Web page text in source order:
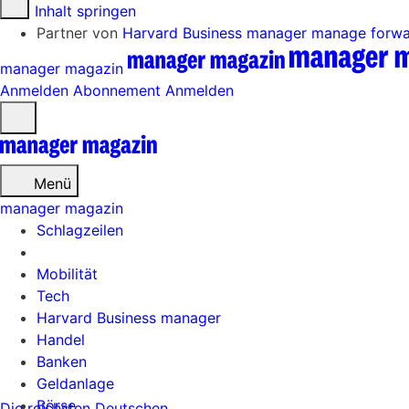
Zum Inhalt springen
Partner von Harvard Business manager manage
manager magazin
Anmelden Abonnement Anmelden
öffnen
Menü
Schlagzeilen
Mobilität
Tech
Harvard Business manager
Handel
Banken
Geldanlage
Börse
manager magazin